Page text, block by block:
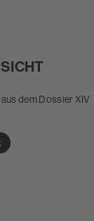
dem Dossier XIV